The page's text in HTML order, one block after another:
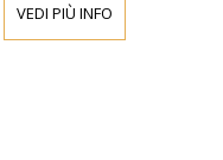
VEDI PIÙ INFO